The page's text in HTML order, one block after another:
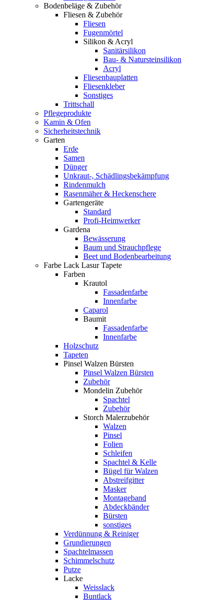
Bodenbeläge & Zubehör
Fliesen & Zubehör
Fliesen
Fugenmörtel
Silikon & Acryl
Sanitärsilikon
Bau- & Natursteinsilikon
Acryl
Fliesenbauplatten
Fliesenkleber
Sonstiges
Trittschall
Pflegeprodukte
Kamin & Ofen
Sicherheitstechnik
Garten
Erde
Samen
Dünger
Unkraut-, Schädlingsbekämpfung
Rindenmulch
Rasenmäher & Heckenschere
Gartengeräte
Standard
Profi-Heimwerker
Gardena
Bewässerung
Baum und Strauchpflege
Beet und Bodenbearbeitung
Farbe Lack Lasur Tapete
Farben
Krautol
Fassadenfarbe
Innenfarbe
Caparol
Baumit
Fassadenfarbe
Innenfarbe
Holzschutz
Tapeten
Pinsel Walzen Bürsten
Pinsel Walzen Bürsten
Zubehör
Mondelin Zubehör
Spachtel
Zubehör
Storch Malerzubehör
Walzen
Pinsel
Folien
Schleifen
Spachtel & Kelle
Bügel für Walzen
Abstreifgitter
Masker
Montageband
Abdeckbänder
Bürsten
sonstiges
Verdünnung & Reiniger
Grundierungen
Spachtelmassen
Schimmelschutz
Putze
Lacke
Weisslack
Buntlack